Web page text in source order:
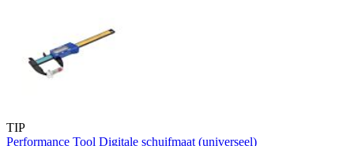
TIP
Performance Tool Digitale schuifmaat (universeel)